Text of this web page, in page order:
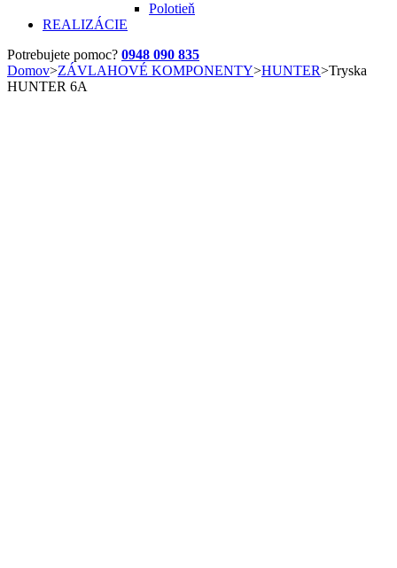
Polotieň
REALIZÁCIE
Potrebujete pomoc? 0948 090 835
Domov>ZÁVLAHOVÉ KOMPONENTY>HUNTER>Tryska
HUNTER 6A